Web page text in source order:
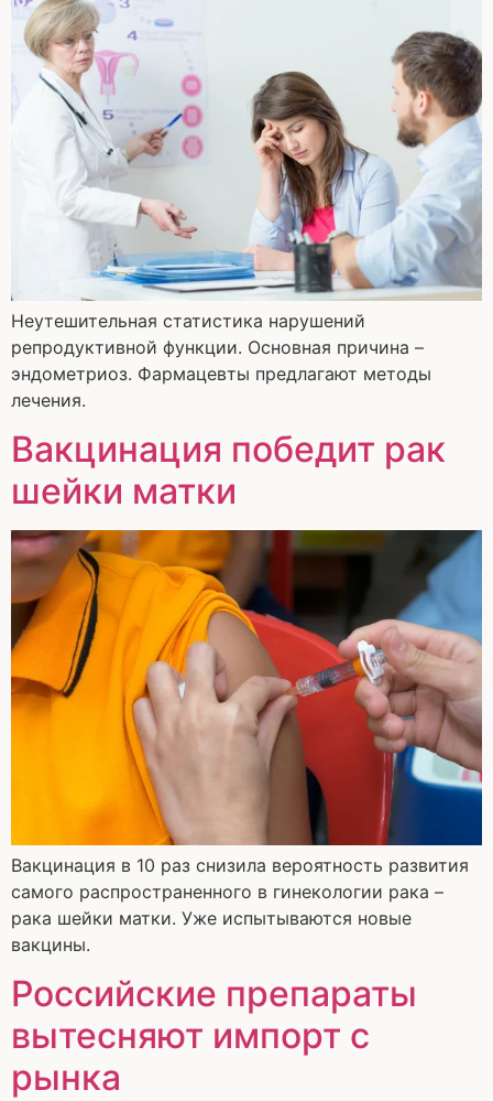
Неутешительная статистика нарушений
репродуктивной функции. Основная причина –
эндометриоз. Фармацевты предлагают методы
лечения.
Вакцинация победит рак
шейки матки
Вакцинация в 10 раз снизила вероятность развития
самого распространенного в гинекологии рака –
рака шейки матки. Уже испытываются новые
вакцины.
Российские препараты
вытесняют импорт с
рынка